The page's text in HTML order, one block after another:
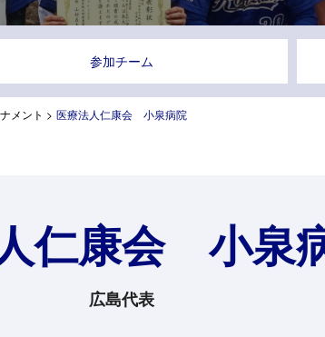
参加チーム
メント > 医療法人仁康会 小泉病院
仁康会 小泉
広島代表